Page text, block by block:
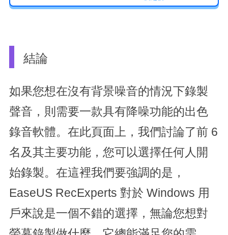
結論
如果您想在沒有背景噪音的情況下錄製
聲音，則需要一款具有降噪功能的出色
錄音軟體。在此頁面上，我們討論了前 6
名及其主要功能，您可以選擇任何人開
始錄製。在這裡我們要強調的是，
EaseUS RecExperts 對於 Windows 用
戶來說是一個不錯的選擇，無論您想對